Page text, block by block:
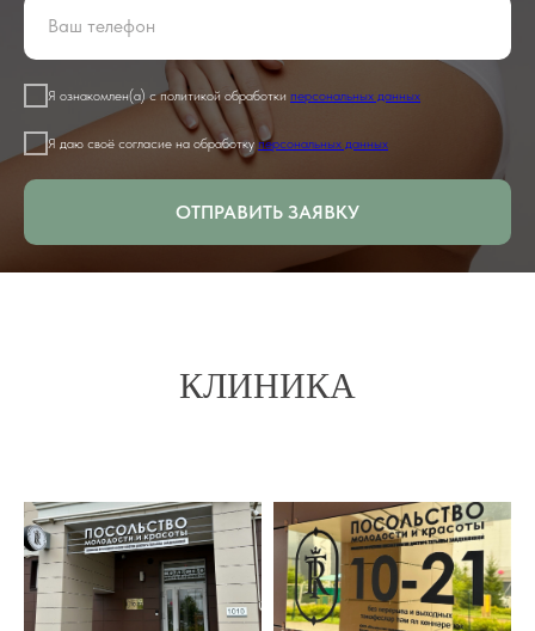
Я ознакомлен(а) с политикой обработки персональных данных
Я даю своё согласие на обработкуперсональных данных
ОТПРАВИТЬ ЗАЯВКУ
КЛИНИКА